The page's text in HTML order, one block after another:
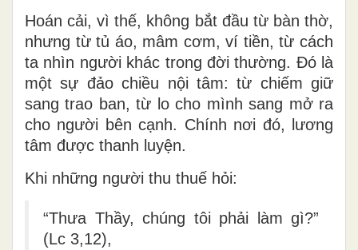
Hoán cải, vì thế, không bắt đầu từ bàn thờ,
nhưng từtủ áo, mâm cơm, ví tiền, từ cách
ta nhìn người khác trong đời thường. Đó là
một sự đảo chiều nội tâm: từ chiếm giữ
sang trao ban, từ lo cho mình sang mở ra
cho người bên cạnh. Chính nơi đó, lương
tâm được thanh luyện.
Khi những người thu thuế hỏi:
“Thưa Thầy, chúng tôi phải làm gì?”
(Lc 3,12),